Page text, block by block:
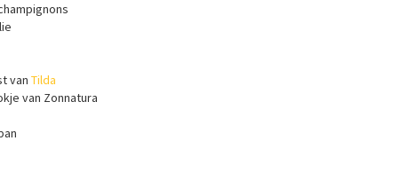
van Tilda
van Zonnatura